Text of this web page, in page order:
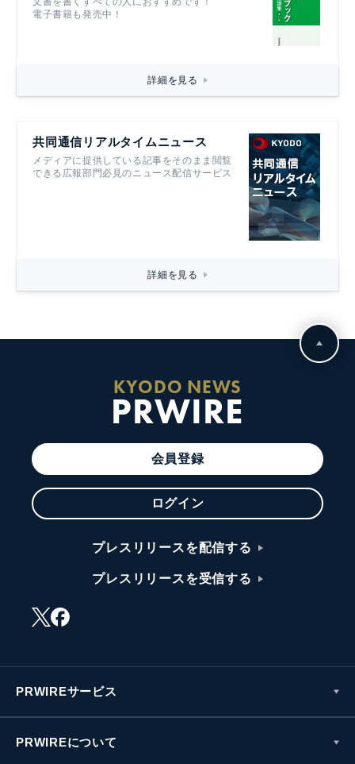
電子書籍も発売中！
詳細を見る
共同通信リアルタイムニュース
メディアに提供している記事をそのまま閲覧
できる広報部門必見のニュース配信サービス
詳細を見る
KYODO NEWS
PRWIRE
会員登録
ログイン
プレスリリースを配信する
プレスリリースを受信する
PRWIREサービス
PRWIREについて